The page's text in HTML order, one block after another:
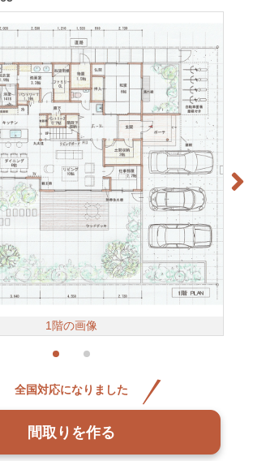
1階の画像
全国対応になりました
間取りを作る